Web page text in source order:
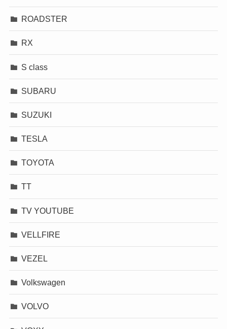
ROADSTER
RX
S class
SUBARU
SUZUKI
TESLA
TOYOTA
TT
TV YOUTUBE
VELLFIRE
VEZEL
Volkswagen
VOLVO